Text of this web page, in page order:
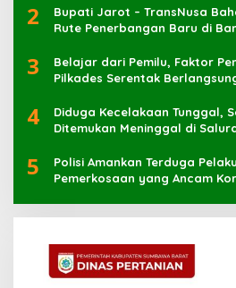
2
Bupati Jarot – TransNusa
Rute Penerbangan Baru di
3
Belajar dari Pemilu, Faktor
Pilkades Serentak
4
Diduga Kecelakaan Tunggal,
Ditemukan Meninggal di
5
Polisi Amankan Terduga
Pemerkosaan yang Ancam